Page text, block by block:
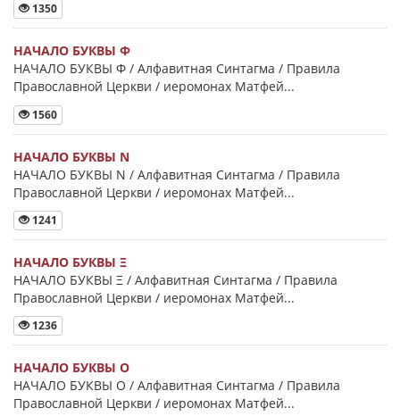
1350
НАЧАЛО БУКВЫ Φ
НАЧАЛО БУКВЫ Φ / Алфавитная Синтагма / Правила
Православной Церкви / иеромонах Матфей...
1560
НАЧАЛО БУКВЫ Ν
НАЧАЛО БУКВЫ Ν / Алфавитная Синтагма / Правила
Православной Церкви / иеромонах Матфей...
1241
НАЧАЛО БУКВЫ Ξ
НАЧАЛО БУКВЫ Ξ / Алфавитная Синтагма / Правила
Православной Церкви / иеромонах Матфей...
1236
НАЧАЛО БУКВЫ Ο
НАЧАЛО БУКВЫ Ο / Алфавитная Синтагма / Правила
Православной Церкви / иеромонах Матфей...